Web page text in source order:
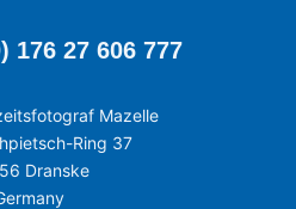
176 27 606 777
Mazelle
Ring 37
Dranske